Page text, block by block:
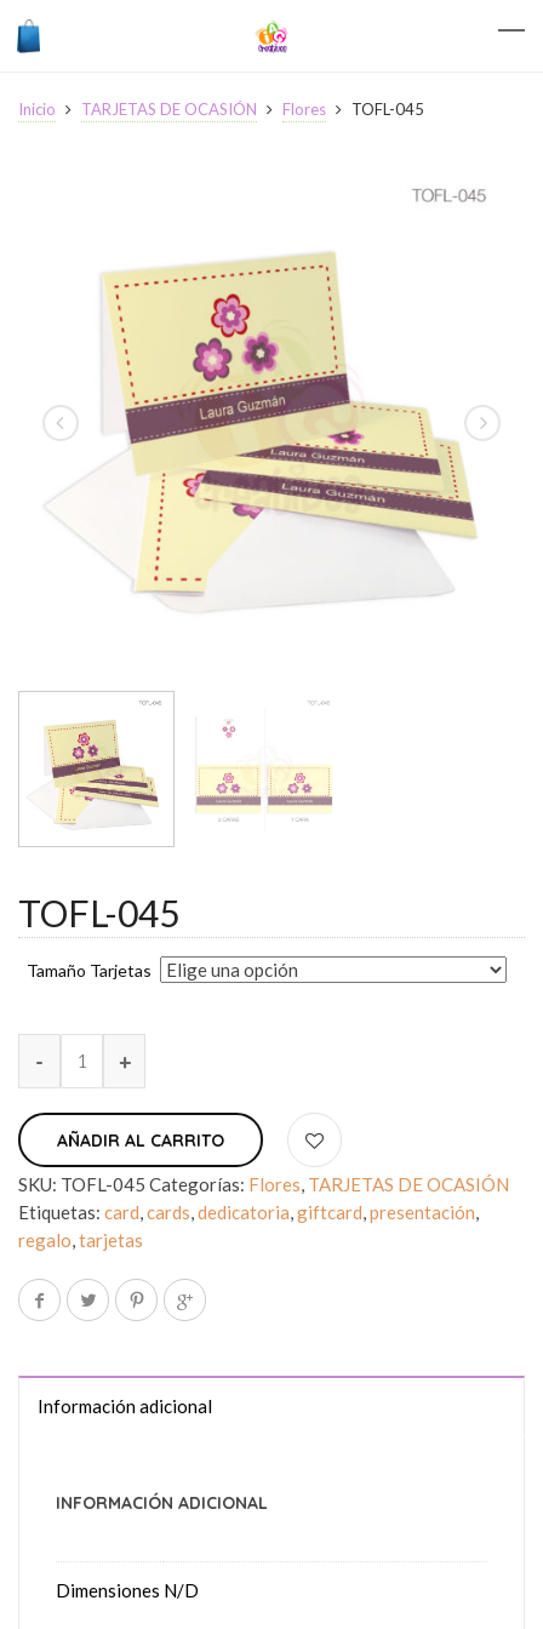
Inicio TARJETAS DE OCASIÓN Flores TOFL-045
TOFL-045
Tamaño Tarjetas
AÑADIR AL CARRITO
SKU: TOFL-045 Categorías: Flores, TARJETAS DE OCASIÓN
Etiquetas: card,cards,dedicatoria,giftcard,presentación,
regalo,tarjetas
Información adicional
INFORMACIÓN ADICIONAL
Dimensiones N/D